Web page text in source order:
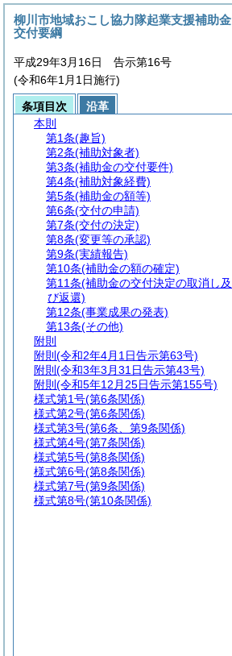
柳川市地域おこし協力隊起業支援補助金
交付要綱
平成29年3月16日 告示第16号
(令和6年1月1日施行)
条項目次
沿革
本則
第1条(趣旨)
第2条(補助対象者)
第3条(補助金の交付要件)
第4条(補助対象経費)
第5条(補助金の額等)
第6条(交付の申請)
第7条(交付の決定)
第8条(変更等の承認)
第9条(実績報告)
第10条(補助金の額の確定)
第11条(補助金の交付決定の取消し及
び返還)
第12条(事業成果の発表)
第13条(その他)
附則
附則 (令和2年4月1日告示第63号)
附則 (令和3年3月31日告示第43号)
附則 (令和5年12月25日告示第155号)
様式第1号(第6条関係)
様式第2号(第6条関係)
様式第3号(第6条、第9条関係)
様式第4号(第7条関係)
様式第5号(第8条関係)
様式第6号(第8条関係)
様式第7号(第9条関係)
様式第8号(第10条関係)